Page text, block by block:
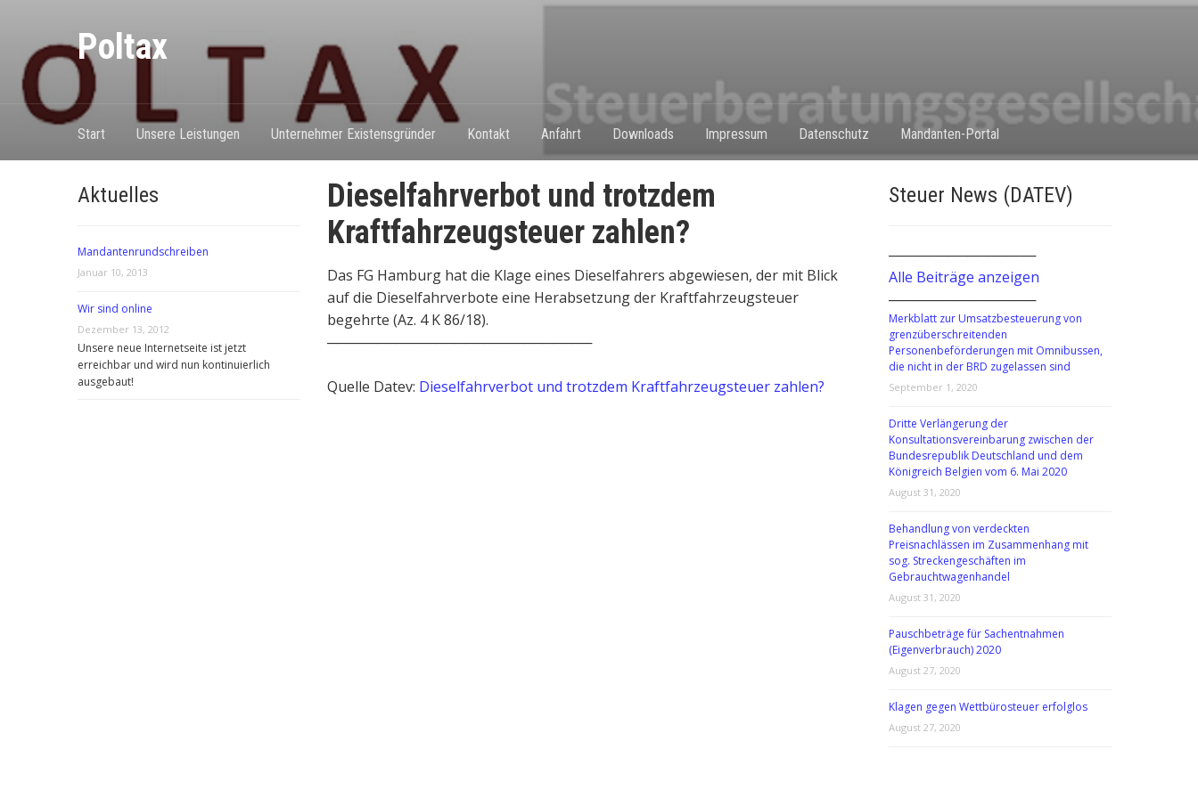
Poltax
Start Unsere Leistungen Unternehmer Existensgründer Kontakt Anfahrt Downloads Impressum Datenschutz Mandanten-Portal
Aktuelles
Mandantenrundschreiben
Januar 10, 2013
Wir sind online
Dezember 13, 2012
Unsere neue Internetseite ist jetzt
erreichbar und wird nun kontinuierlich
ausgebaut!
Dieselfahrverbot und trotzdem
Kraftfahrzeugsteuer zahlen?
Das FG Hamburg hat die Klage eines Dieselfahrers abgewiesen, der mit Blick
auf die Dieselfahrverbote eine Herabsetzung der Kraftfahrzeugsteuer
begehrte (Az. 4 K 86/18).
───────────────────────────
Quelle Datev: Dieselfahrverbot und trotzdem Kraftfahrzeugsteuer zahlen?
Steuer News (DATEV)
───────────────
Alle Beiträge anzeigen
───────────────
Merkblatt zur Umsatzbesteuerung von
grenzüberschreitenden
Personenbeförderungen mit Omnibussen,
die nicht in der BRD zugelassen sind
September 1, 2020
Dritte Verlängerung der
Konsultationsvereinbarung zwischen der
Bundesrepublik Deutschland und dem
Königreich Belgien vom 6. Mai 2020
August 31, 2020
Behandlung von verdeckten
Preisnachlässen im Zusammenhang mit
sog. Streckengeschäften im
Gebrauchtwagenhandel
August 31, 2020
Pauschbeträge für Sachentnahmen
(Eigenverbrauch) 2020
August 27, 2020
Klagen gegen Wettbürosteuer erfolglos
August 27, 2020